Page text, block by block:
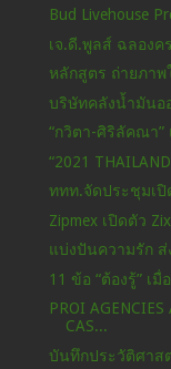
Bud Livehouse
เจ.ดี.พูลส์ ฉลอง
หลักสูตร ถ่ายภาพ
บริษัทคลังน้ำมันอ
“กวิตา-ศิริลัคณา”
“2021
ททท.จัดประชุมเปิ
Zipmex เปิดตัว
แบ่งปันความรัก
11 ข้อ “ต้องรู้” เ
PROI
CAS...
บันทึกประวัติศาส